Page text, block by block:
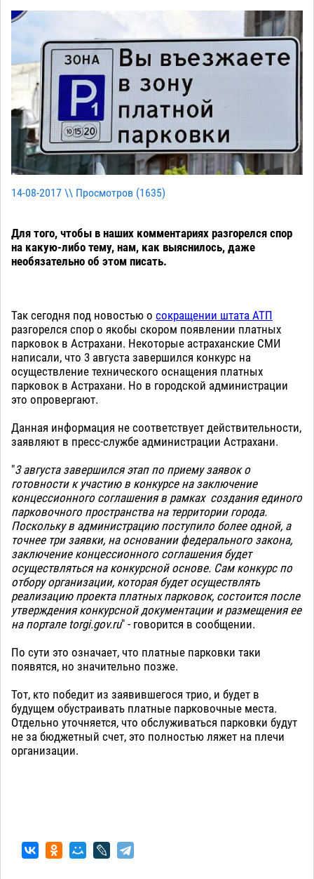
14-08-2017 \\ Просмотров (1635)
Для того, чтобы в наших комментариях разгорелся спор
на какую-либо тему, нам, как выяснилось, даже
необязательно об этом писать.
Так сегодня под новостью о сокращении штата АТП
разгорелся спор о якобы скором появлении платных
парковок в Астрахани. Некоторые астраханские СМИ
написали, что 3 августа завершился конкурс на
осуществление технического оснащения платных
парковок в Астрахани. Но в городской администрации
это опровергают.
Данная информация не соответствует действительности,
заявляют в пресс-службе администрации Астрахани.
"3 августа завершился этап по приему заявок о
готовности к участию в конкурсе на заключение
концессионного соглашения в рамках создания единого
парковочного пространства на территории города.
Поскольку в администрацию поступило более одной, а
точнее три заявки, на основании федерального закона,
заключение концессионного соглашения будет
осуществляться на конкурсной основе. Сам конкурс по
отбору организации, которая будет осуществлять
реализацию проекта платных парковок, состоится после
утверждения конкурсной документации и размещения ее
на портале torgi.gov.ru" - говорится в сообщении.
По сути это означает, что платные парковки таки
появятся, но значительно позже.
Тот, кто победит из заявившегося трио, и будет в
будущем обустраивать платные парковочные места.
Отдельно уточняется, что обслуживаться парковки будут
не за бюджетный счет, это полностью ляжет на плечи
организации.